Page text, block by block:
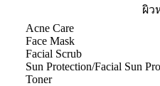
ผิว
Acne Care
Face Mask
Facial Scrub
Sun Protection/Facial Sun
Toner